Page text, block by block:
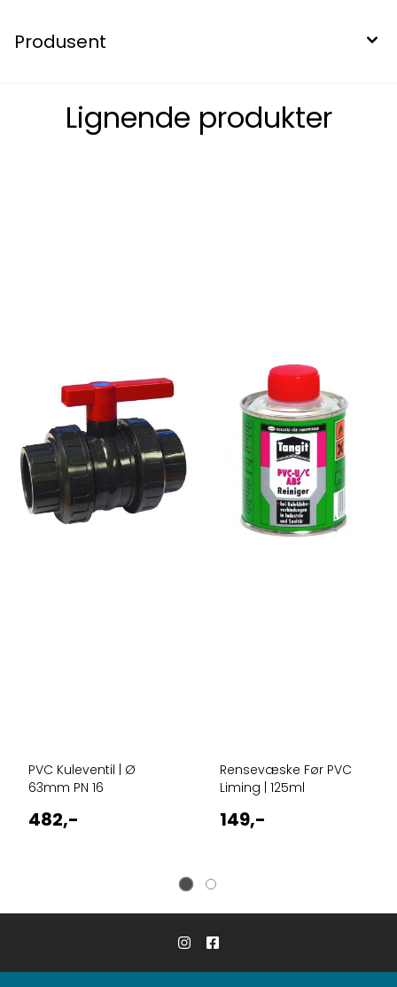
Produsent
Lignende produkter
PVC Kuleventil | Ø
63mm PN 16
482,-
Rensevæske Før PVC
Liming | 125ml
149,-